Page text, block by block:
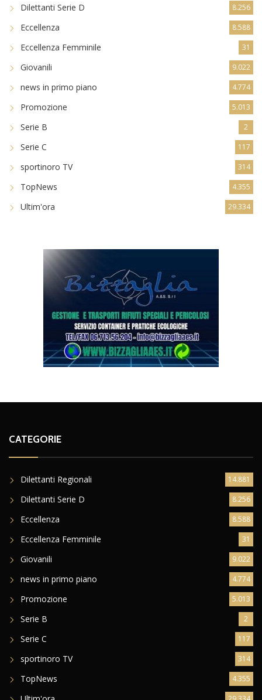
Dilettanti Serie D 8.256
Eccellenza 8.588
Eccellenza Femminile 31
Giovanili 9.022
news in primo piano 4.774
Promozione 5.013
Serie B 2
Serie C 117
sportinoro TV 314
TopNews 4.355
Ultim'ora 29.334
CATEGORIE
Dilettanti Regionali 14.881
Dilettanti Serie D 8.256
Eccellenza 8.588
Eccellenza Femminile 31
Giovanili 9.022
news in primo piano 4.774
Promozione 5.013
Serie B 2
Serie C 117
sportinoro TV 314
TopNews 4.355